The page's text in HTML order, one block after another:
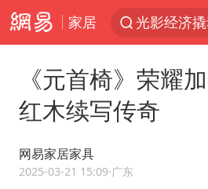
家居
光影经济
情侣平潭
《元首椅》荣耀
红木续写传奇
网易家居家具
2025-03-21 15:09·广东